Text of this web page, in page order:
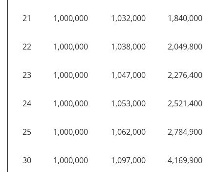
21 1,000,000 1,032,000 1,840,000
22 1,000,000 1,038,000 2,049,800
23 1,000,000 1,047,000 2,276,400
24 1,000,000 1,053,000 2,521,400
25 1,000,000 1,062,000 2,784,900
30 1,000,000 1,097,000 4,169,900